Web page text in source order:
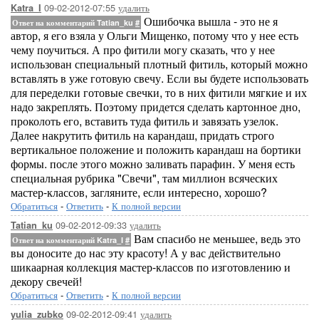
Katra_I 09-02-2012-07:55 удалить
Ответ на комментарий Tatian_ku # Ошибочка вышла - это не я
автор, я его взяла у Ольги Мищенко, потому что у нее есть
чему поучиться. А про фитили могу сказать, что у нее
использован специальный плотный фитиль, который можно
вставлять в уже готовую свечу. Если вы будете использовать
для переделки готовые свечки, то в них фитили мягкие и их
надо закреплять. Поэтому придется сделать картонное дно,
проколоть его, вставить туда фитиль и завязать узелок.
Далее накрутить фитиль на карандаш, придать строго
вертикальное положение и положить карандаш на бортики
формы. после этого можно заливать парафин. У меня есть
специальная рубрика "Свечи", там миллион всяческих
мастер-классов, загляните, если интересно, хорошо?
Обратиться - Ответить - К полной версии
Tatian_ku 09-02-2012-09:33 удалить
Ответ на комментарий Katra_I # Вам спасибо не меньшее, ведь это
вы доносите до нас эту красоту! А у вас действительно
шикаарная коллекция мастер-классов по изготовлению и
декору свечей!
Обратиться - Ответить - К полной версии
yulia_zubko 09-02-2012-09:41 удалить